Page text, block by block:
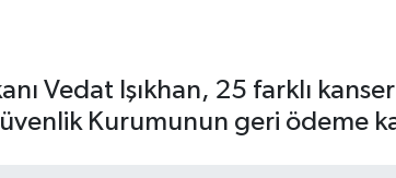
Vedat Işıkhan, 25 farklı
Kurumunun geri ödeme